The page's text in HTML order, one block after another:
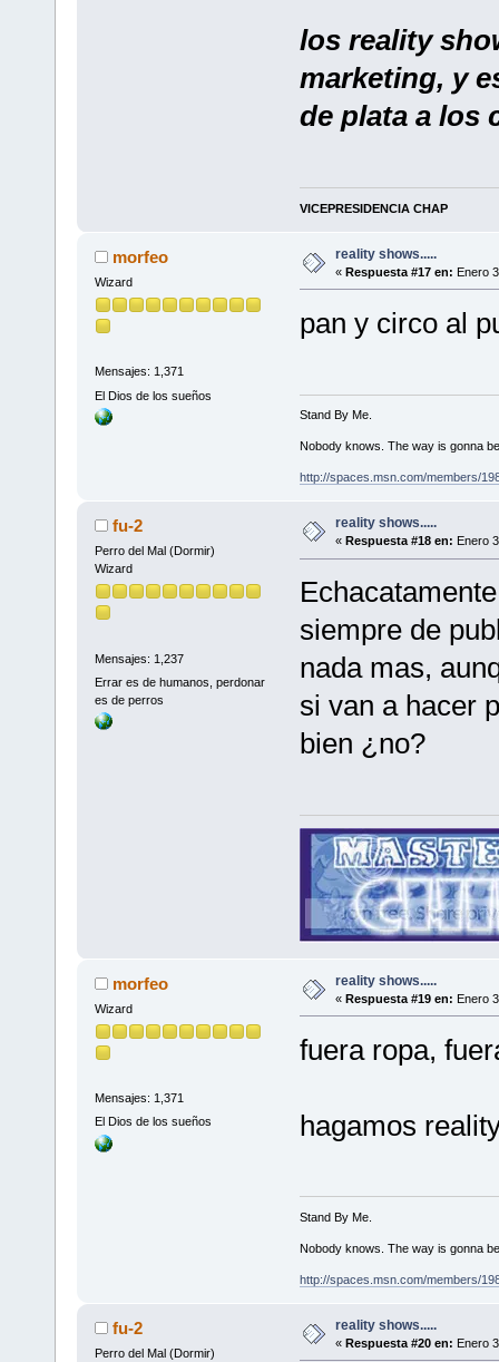
los reality
marketing, y
de plata a los
VICEPRESIDENCIA CHAP
morfeo
Wizard
Mensajes: 1,371
El Dios de los sueños
reality shows.....
« Respuesta #17 en: Enero
pan y circo al
Stand By Me.
Nobody knows. The way is gonna
http://spaces.msn.com/members/
fu-2
Perro del Mal (Dormir)
Wizard
Mensajes: 1,237
Errar es de humanos, perdonar
es de perros
reality shows.....
« Respuesta #18 en: Enero
siempre de
nada mas,
si van a hacer
bien ¿no?
morfeo
Wizard
Mensajes: 1,371
El Dios de los sueños
reality shows.....
« Respuesta #19 en: Enero
fuera ropa,
hagamos
Stand By Me.
Nobody knows. The way is gonna
http://spaces.msn.com/members/
fu-2
Perro del Mal (Dormir)
reality shows.....
« Respuesta #20 en: Enero